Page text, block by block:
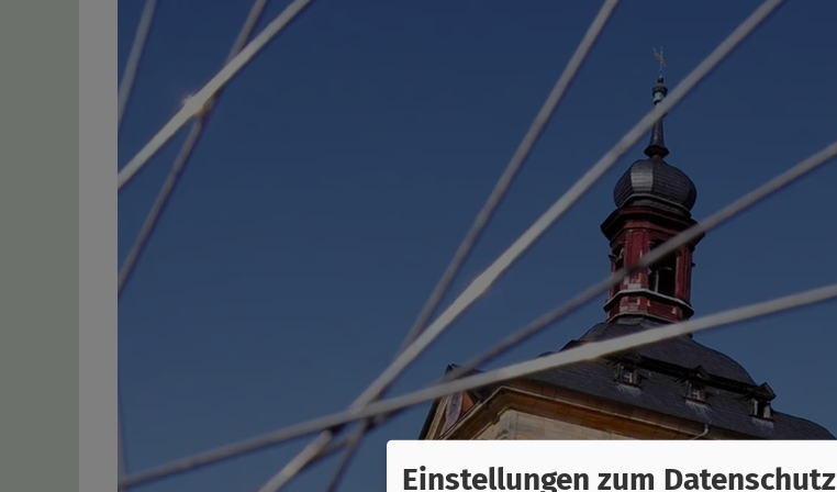
Einstellungen zum Datenschutz